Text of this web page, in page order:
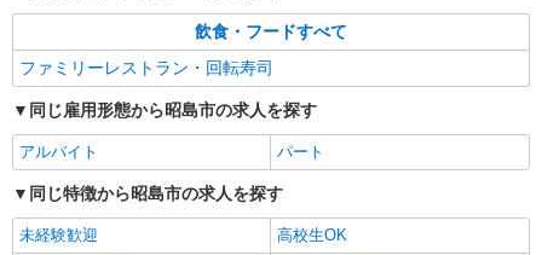
飲食・フードすべて
ファミリーレストラン・回転寿司
同じ雇用形態から昭島市の求人を探す
アルバイト パート
同じ特徴から昭島市の求人を探す
未経験歓迎
高校生OK